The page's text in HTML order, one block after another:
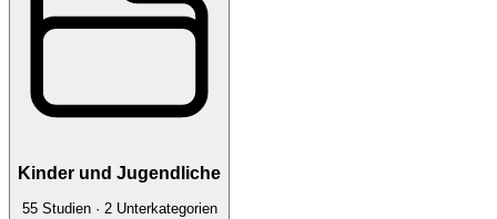
Kinder und Jugendliche
55 Studien· 2 Unterkategorien